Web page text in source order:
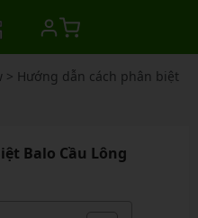
> Hướng dẫn cách phân biệt
Balo Cầu Lông